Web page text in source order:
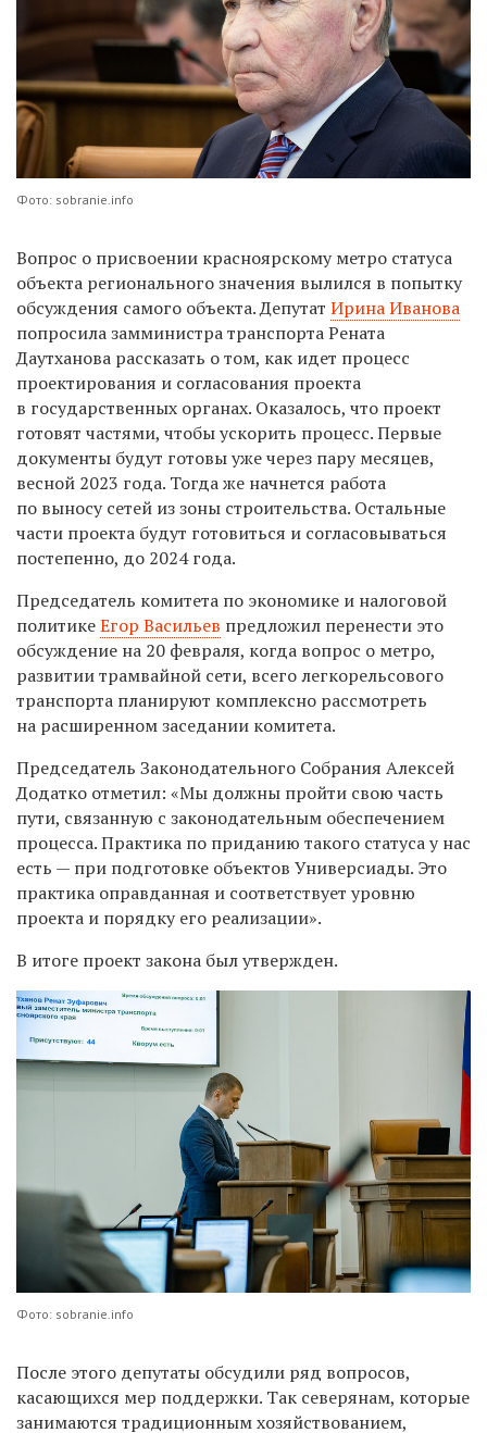
Фото: sobranie.info
Вопрос о присвоении красноярскому метро статуса
объекта регионального значения вылился в попытку
обсуждения самого объекта. Депутат Ирина Иванова
попросила замминистра транспорта Рената
Даутханова рассказать о том, как идет процесс
проектирования и согласования проекта
в государственных органах. Оказалось, что проект
готовят частями, чтобы ускорить процесс. Первые
документы будут готовы уже через пару месяцев,
весной 2023 года. Тогда же начнется работа
по выносу сетей из зоны строительства. Остальные
части проекта будут готовиться и согласовываться
постепенно, до 2024 года.
Председатель комитета по экономике и налоговой
политикеЕгор Васильев предложил перенести это
обсуждение на 20 февраля, когда вопрос о метро,
развитии трамвайной сети, всего легкорельсового
транспорта планируют комплексно рассмотреть
на расширенном заседании комитета.
Председатель Законодательного Собрания Алексей
Додатко отметил: «Мы должны пройти свою часть
пути, связанную с законодательным обеспечением
процесса. Практика по приданию такого статуса у нас
есть — при подготовке объектов Универсиады. Это
практика оправданная и соответствует уровню
проекта и порядку его реализации».
В итоге проект закона был утвержден.
Фото: sobranie.info
После этого депутаты обсудили ряд вопросов,
касающихся мер поддержки. Так северянам, которые
занимаются традиционным хозяйствованием,